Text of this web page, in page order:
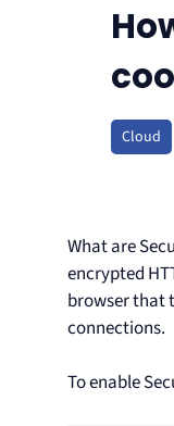
Cloud
What are
encrypted
browser that
connections.
To enable